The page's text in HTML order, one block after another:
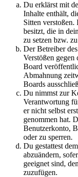
Du erklärst mit
Inhalte enthält,
Sitten verstoßen.
besitzt, die in
zu setzen bzw.
Der Betreiber
Verstößen gegen
Board
Abmahnung
Boards
Du nimmst zur
Verantwortung
er nicht selbst
genommen hat.
Benutzerkonto,
oder zu sperren.
Du gestattest
abzuändern,
geeignet sind,
zuzufügen.